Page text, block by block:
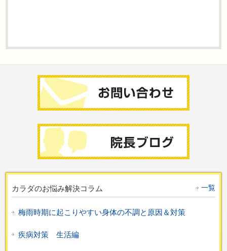
カラダのお悩み解決コラム 一覧
梅雨時期に起こりやすい身体の不調と原因＆対策
疾病対策 生活編